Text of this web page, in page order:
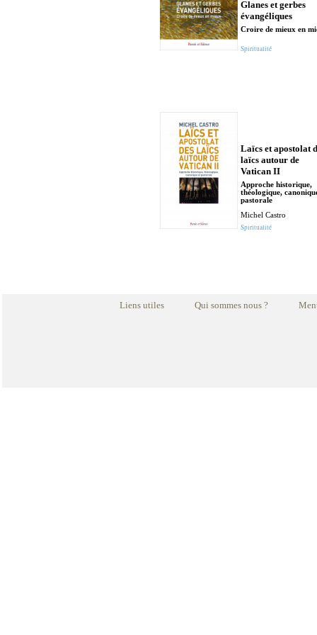
Glanes et gerbes
évangéliques
Croire de mieux en
Spiritualité
Laïcs et apostolat
laïcs autour de
Vatican II
Approche historique,
théologique,
pastorale
Michel Castro
Spiritualité
Liens utiles Qui sommes nous ?